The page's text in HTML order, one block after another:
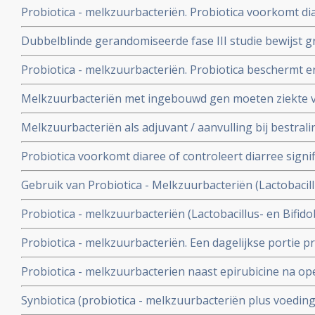
Helicobacter Pylori, de bacterie die vaak
en maagkanker.
Probiotica - melkzuurbacteriën. Probiotica voorkomt
bestraling bij darmkanker, aldus gerandomiseerde
gecontroleerde fase III studie. Artikel geplaatst 31
Dubbelblinde gerandomiseerde fase III studie bewijst
melkzuurbacteriën - in versterken immuunsysteem bij
geplaatst februari 2004
Probiotica - melkzuurbacteriën. Probiotica beschermt
beademingsmachine tegen ontwikkelen van
Zweedse studie. Artikel geplaatst 8 maart 2008.
Melkzuurbacteriën met ingebouwd gen moeten ziekte
genezen aldus nieuwe proef in AMC. Artikel geplaatst
Melkzuurbacteriën als adjuvant / aanvulling bij
Probiotica voorkomt diaree of controleert diarree
ontstaan door antibioticagebruik blijkt uit grote
Gebruik van Probiotica - Melkzuurbacteriën
reduceert het ziekteverzuim door maag- en
gerandomiseerde placebo gecontroleerde studie bij 262
Probiotica - melkzuurbacteriën (Lactobacillus- en
de aanpak en vernietiging van de Helicobactor Pylori
tot 90%, zelfs bij patienten die resistent waren voor
Probiotica - melkzuurbacteriën. Een dagelijkse portie
de kans op leverkanker, blijkt uit een
geplaatst 3 juni 2006.
Probiotica - melkzuurbacterien naast epirubicine na
significant meer driejaars ziektevrije overlevingen.
Synbiotica (probiotica - melkzuurbacteriën plus